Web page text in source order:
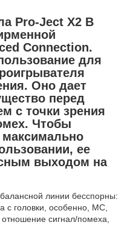
Pro-Ject X2 B
Connection.
для
Оно дает
перед
с точки зрения
Чтобы
ее
выходом на
линии бесспорны:
с головки, особенно, МС,
сигнал/помеха,